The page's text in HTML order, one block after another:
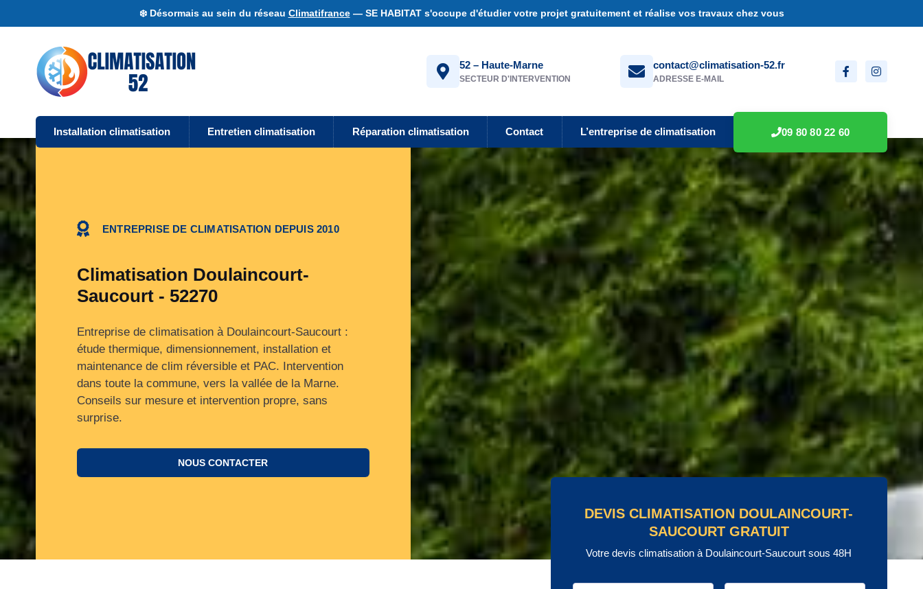
❄️ Désormais au sein du réseau Climatifrance— SE HABITAT s'occupe d'étudier votre projet gratuitement et réalise vos travaux chez vous
52 – Haute-Marne
SECTEUR D'INTERVENTION
contact@climatisation-52.fr
ADRESSE E-MAIL
Installation climatisation Entretien climatisation Réparation climatisation Contact L’entreprise de climatisation 09 80 80 22 60
ENTREPRISE DE CLIMATISATION DEPUIS 2010
Climatisation Doulaincourt-
Saucourt - 52270
Entreprise de climatisation à Doulaincourt-Saucourt :
étude thermique, dimensionnement, installation et
maintenance de clim réversible et PAC. Intervention
dans toute la commune, vers la vallée de la Marne.
Conseils sur mesure et intervention propre, sans
surprise.
NOUS CONTACTER
DEVIS CLIMATISATION DOULAINCOURT-
SAUCOURT GRATUIT
Votre devis climatisation à Doulaincourt-Saucourt sous 48H